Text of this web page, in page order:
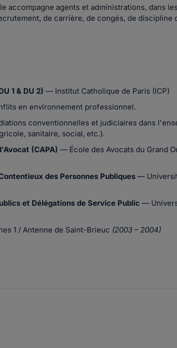
accompagne agents et administrations, dans
de carrière, de congés, de discipline
1 & DU 2) — Institut Catholique de Paris (ICP)
en environnement professionnel.
conventionnelles et judiciaires dans
sanitaire, social, etc.).
(CAPA) — École des Avocats du Grand
des Personnes Publiques —
et Délégations de Service Public —
1 / Antenne de Saint-Brieuc (2003 – 2004)